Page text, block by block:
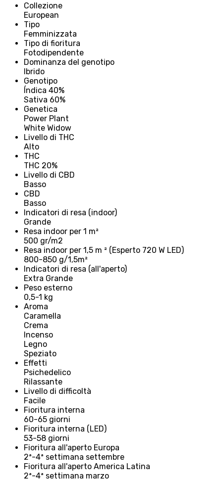
Collezione
European
Tipo
Femminizzata
Tipo di fioritura
Fotodipendente
Dominanza del genotipo
Ibrido
Genotipo
Índica 40%
Sativa 60%
Genetica
Power Plant
White Widow
Livello di THC
Alto
THC
THC 20%
Livello di CBD
Basso
CBD
Basso
Indicatori di resa (indoor)
Grande
Resa indoor per 1 m²
500 gr/m2
Resa indoor per 1,5 m ² (Esperto 720 W LED)
800-850 g/1,5m²
Indicatori di resa (all'aperto)
Extra Grande
Peso esterno
0,5-1 kg
Aroma
Caramella
Crema
Incenso
Legno
Speziato
Effetti
Psichedelico
Rilassante
Livello di difficoltà
Facile
Fioritura interna
60-65 giorni
Fioritura interna (LED)
53-58 giorni
Fioritura all'aperto Europa
2ª-4ª settimana settembre
Fioritura all'aperto America Latina
2ª-4ª settimana marzo